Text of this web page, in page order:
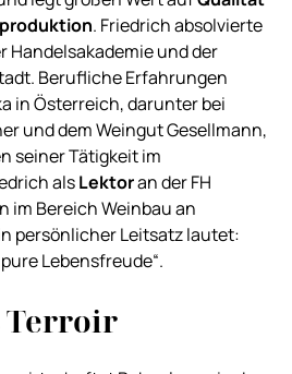
. Friedrich absolvierte
Handelsakademie und der
Berufliche Erfahrungen
in Österreich, darunter bei
und dem Weingut Gesellmann,
seiner Tätigkeit im
alsLektoran der FH
im Bereich Weinbau an
persönlicher Leitsatz lautet:
Lebensfreude“.
Terroir